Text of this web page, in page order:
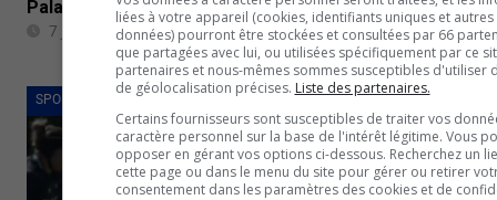
Palais de justice: décision attendue pour des citoyens
7 juillet 2023
SPORTS
liées à votre appareil (cookies, identifiants uniques et
données) pourront être stockées et consultées par 66
que partagées avec lui, ou utilisées spécifiquement par ce
partenaires et nous-mêmes sommes susceptibles d'utiliser
de géolocalisation précises. Liste des partenaires.
Certains fournisseurs sont susceptibles de traiter vos
caractère personnel sur la base de l'intérêt légitime. Vous
opposer en gérant vos options ci-dessous. Recherchez un
cette page ou dans le menu du site pour gérer ou retirer
consentement dans les paramètres des cookies et de